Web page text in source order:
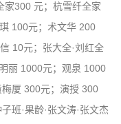
家300 元；杭雪纤全家
100元；术文华 200
10元；张大全·刘红全
丽 1000元；观泉 1000
厦 300元；演授 300
班·果龄·张文涛·张文杰